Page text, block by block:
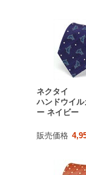
ネクタイ
ハンドウイル
ー ネイビー
販売価格